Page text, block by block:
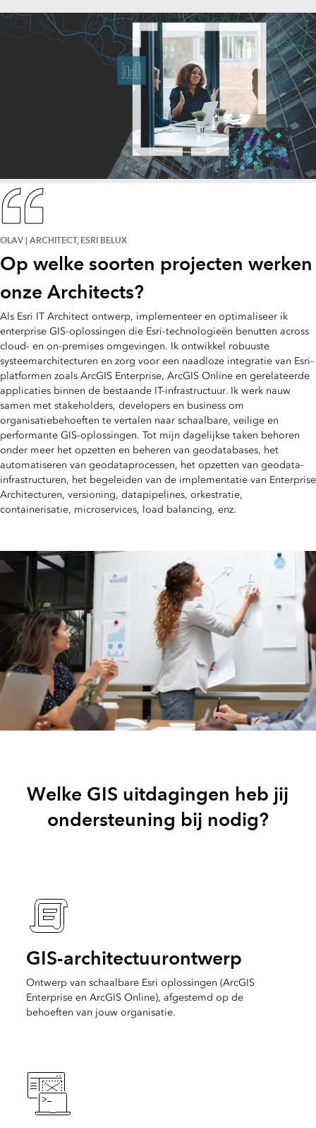
OLAV | ARCHITECT, ESRI BELUX
Op welke soorten projecten werken
onze Architects?
Als Esri IT Architect ontwerp, implementeer en optimaliseer ik
enterprise GIS-oplossingen die Esri-technologieën benutten across
cloud- en on-premises omgevingen. Ik ontwikkel robuuste
systeemarchitecturen en zorg voor een naadloze integratie van Esri-
platformen zoals ArcGIS Enterprise, ArcGIS Online en gerelateerde
applicaties binnen de bestaande IT-infrastructuur. Ik werk nauw
samen met stakeholders, developers en business om
organisatiebehoeften te vertalen naar schaalbare, veilige en
performante GIS-oplossingen. Tot mijn dagelijkse taken behoren
onder meer het opzetten en beheren van geodatabases, het
automatiseren van geodataprocessen, het opzetten van geodata-
infrastructuren, het begeleiden van de implementatie van Enterprise
Architecturen, versioning, datapipelines, orkestratie,
containerisatie, microservices, load balancing, enz.
Welke GIS uitdagingen heb jij
ondersteuning bij nodig?
GIS-architectuurontwerp
Ontwerp van schaalbare Esri oplossingen (ArcGIS
Enterprise en ArcGIS Online), afgestemd op de
behoeften van jouw organisatie.